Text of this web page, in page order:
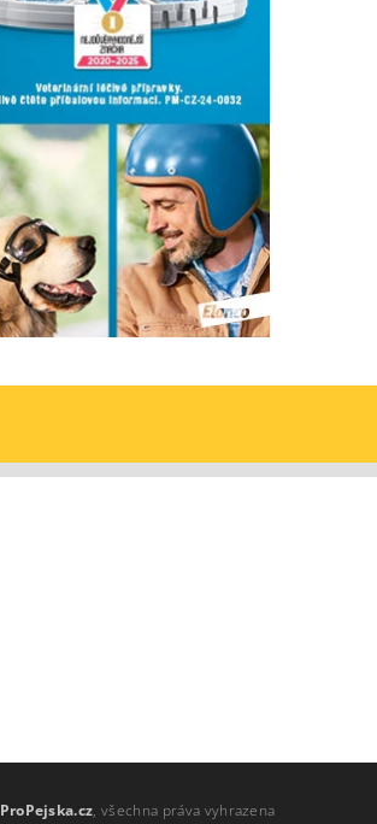
ProPejska.cz, všechna práva vyhrazena